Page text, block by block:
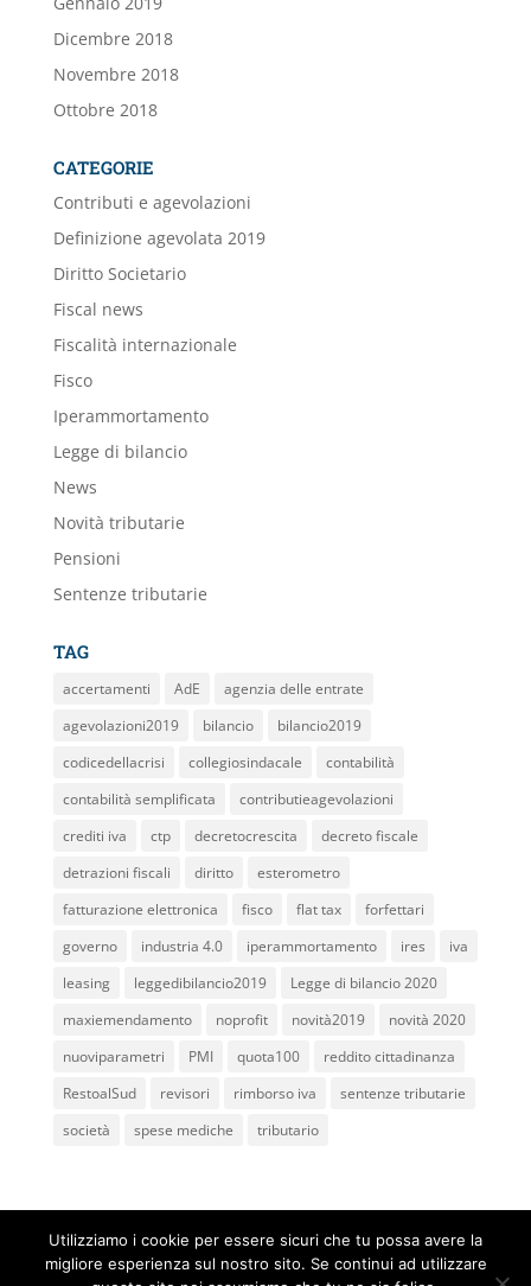
Dicembre 2018
Novembre 2018
Ottobre 2018
CATEGORIE
Contributi e agevolazioni
Definizione agevolata 2019
Diritto Societario
Fiscal news
Fiscalità internazionale
Fisco
Iperammortamento
Legge di bilancio
News
Novità tributarie
Pensioni
Sentenze tributarie
TAG
accertamenti AdE
agenzia delle entrate
agevolazioni2019
bilancio
bilancio2019
codicedellacrisi
collegiosindacale
contabilità
contabilità semplificata
contributieagevolazioni
crediti iva
ctp decretocrescita
decreto fiscale
detrazioni fiscali
diritto
esterometro
fatturazione elettronica
fisco flat tax
forfettari
governo
industria 4.0 iperammortamento ires
iva
leasing
leggedibilancio2019
Legge di bilancio 2020
maxiemendamento
noprofit novità2019
novità 2020
nuoviparametri
PMI quota100
reddito cittadinanza
RestoalSud
revisori rimborso iva
sentenze tributarie
società
spese mediche tributario
Studio Associato Legale e Tributario dei Dottori
Utilizziamo i cookie per essere sicuri che tu possa avere la
migliore esperienza sul nostro sito. Se continui ad utilizzare